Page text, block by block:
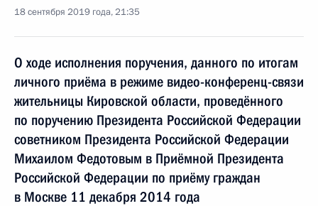
18 сентября 2019 года, 21:35
О ходе исполнения поручения, данного по итогам
личного приёма в режиме видео-конференц-связи
жительницы Кировской области, проведённого
по поручению Президента Российской Федерации
советником Президента Российской Федерации
Михаилом Федотовым в Приёмной Президента
Российской Федерации по приёму граждан
в Москве 11 декабря 2014 года